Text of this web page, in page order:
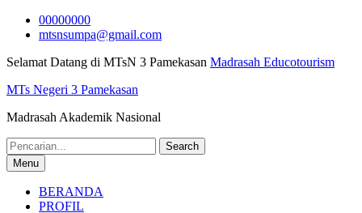
Skip
00000000
mtsnsumpa@gmail.com
Selamat Datang di MTsN 3 Pamekasan Madrasah Educotourism
MTs Negeri 3 Pamekasan
Madrasah Akademik Nasional
Search
for:Menu
BERANDA
PROFIL